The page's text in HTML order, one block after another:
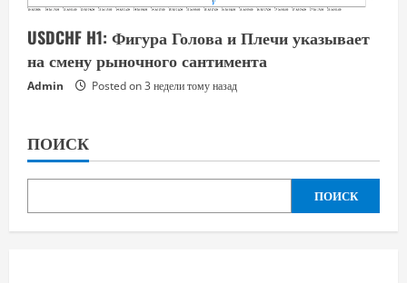
USDCHF H1: Фигура Голова и Плечи указывает
на смену рыночного сантимента
Admin Posted on 3 недели тому назад
ПОИСК
ПОИСК